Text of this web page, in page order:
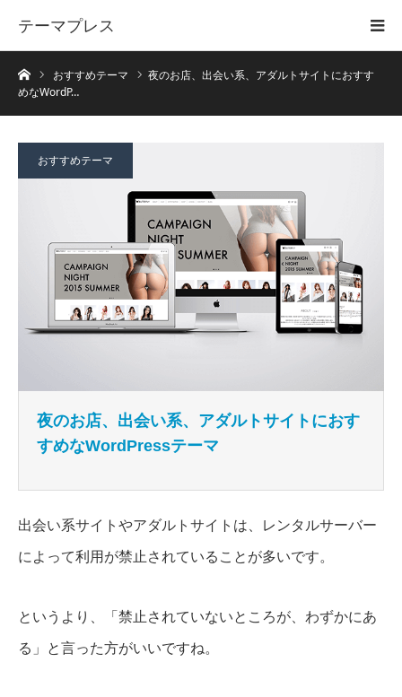
テーマプレス
ホームおすすめテーマ
夜のお店、出会い系、アダルトサイトにおすす
めなWordP…
おすすめテーマ
夜のお店、出会い系、アダルトサイトにおす
すめなWordPressテーマ
出会い系サイトやアダルトサイトは、レンタルサーバー
によって利用が禁止されていることが多いです。
というより、「禁止されていないところが、わずかにあ
る」と言った方がいいですね。